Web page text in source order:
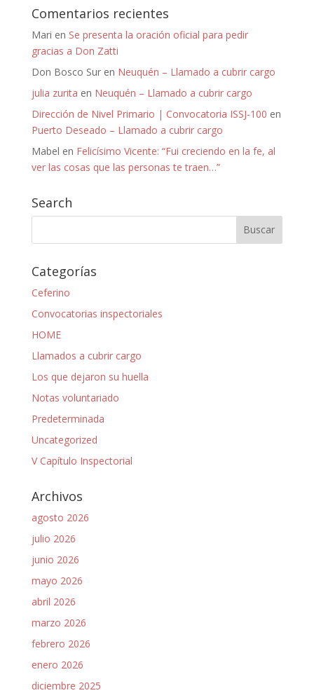
Comentarios recientes
Mari en Se presenta la oración oficial para pedir
gracias a Don Zatti
Don Bosco Suren Neuquén – Llamado a cubrir cargo
julia zurita en Neuquén – Llamado a cubrir cargo
Dirección de Nivel Primario | Convocatoria ISSJ-100 en
Puerto Deseado – Llamado a cubrir cargo
Mabel en Felicísimo Vicente: “Fui creciendo en la fe, al
ver las cosas que las personas te traen…”
Search
Categorías
Ceferino
Convocatorias inspectoriales
HOME
Llamados a cubrir cargo
Los que dejaron su huella
Notas voluntariado
Predeterminada
Uncategorized
V Capítulo Inspectorial
Archivos
agosto 2026
julio 2026
junio 2026
mayo 2026
abril 2026
marzo 2026
febrero 2026
enero 2026
diciembre 2025